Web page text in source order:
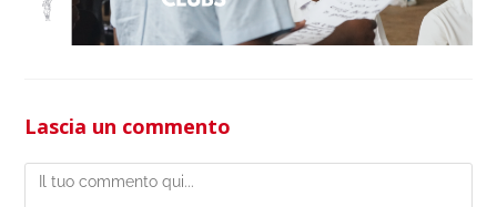
Lascia un commento